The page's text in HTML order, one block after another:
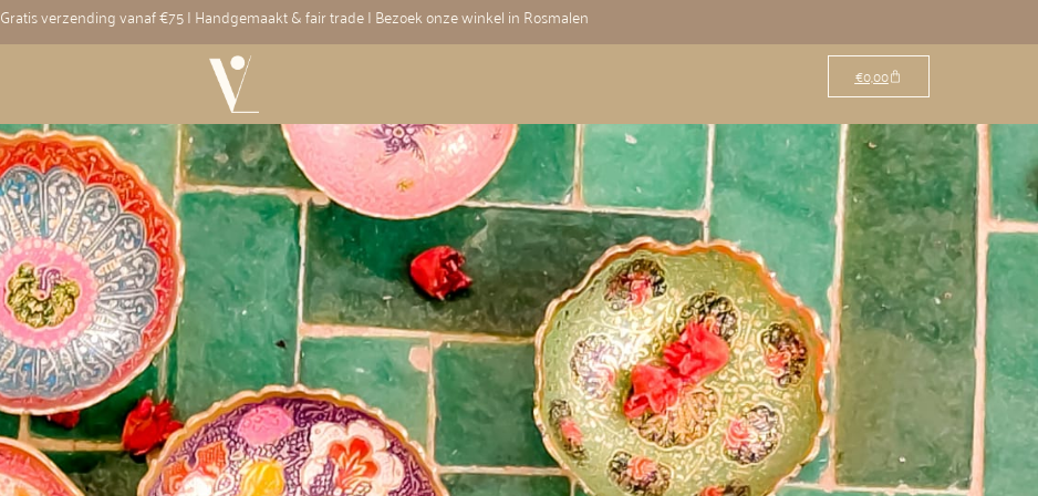
Gratis verzending vanaf €75 | Handgemaakt & fair trade | Bezoek onze winkel in Rosmalen
€0,00